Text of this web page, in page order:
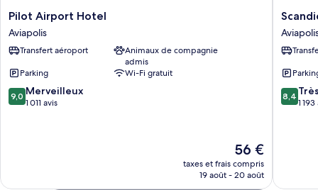
Pilot
Airport
Hotel
Aviapolis
Pilot Airport Hotel
Aviapolis
Transfert aéroport
Animaux de compagnie
admis
Parking
Wi-Fi gratuit
9.0
sur
9,0 Merveilleux
1 011 avis
Le
nouveau
prix
56 €
taxes et frais compris
19 août - 20 août
Scandic
Aviapolis
8.4
sur
8,4
1